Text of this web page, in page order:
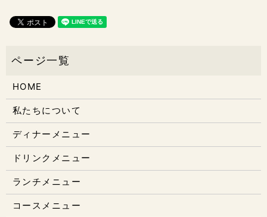
HOME
私たちについて
ディナーメニュー
ドリンクメニュー
ランチメニュー
コースメニュー